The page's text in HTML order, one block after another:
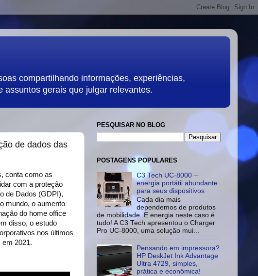
compartilhando informações, experiências,
assuntos gerais que julgar relevantes.
de dados das
conta como as
com a proteção
de Dados (GDPI),
mundo, o aumento
do home office
disso, o estudo
nos últimos
em 2021.
PESQUISAR NO BLOG
POSTAGENS POPULARES
C3 Tech UC-8000 –
energia portátil abundante
para seus dispositivos
Cada dia mais
dependemos de produtos
de mobilidade. E energia neste caso é
tudo! A C3 Tech apresentou o Charger
Pro UC-8000, uma solução mui...
Pensando em impressora?
HP DeskJet Ink Advantage
Ultra 4729, simples,
prática e econômica!